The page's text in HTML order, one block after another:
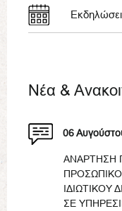
Νέα &
06
ΑΝΑΡΤΗΣΗ
ΙΔΙΩΤΙΚΟΥ
ΣΕ